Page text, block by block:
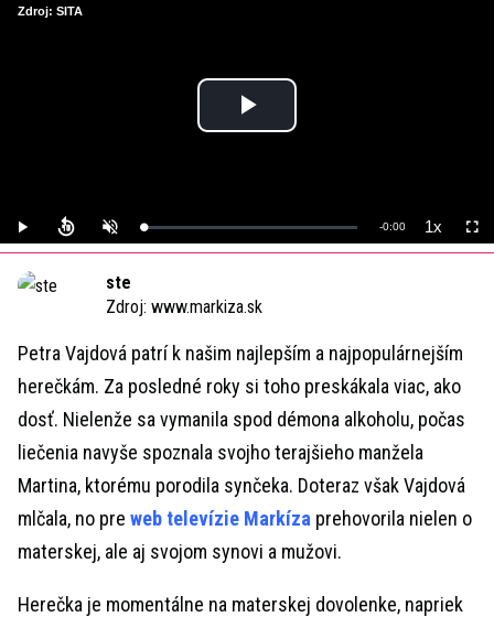
Play
Play UnmuteLoaded:
0%
Remaining
-0:00 1xPlayback
Rate
Zdroj: SITA
ste
Zdroj: www.markiza.sk
Petra Vajdová patrí k našim najlepším a najpopulárnejším
herečkám. Za posledné roky si toho preskákala viac, ako
dosť. Nielenže sa vymanila spod démona alkoholu, počas
liečenia navyše spoznala svojho terajšieho manžela
Martina, ktorému porodila synčeka. Doteraz však Vajdová
mlčala, no pre web televízie Markíza prehovorila nielen o
materskej, ale aj svojom synovi a mužovi.
Herečka je momentálne na materskej dovolenke, napriek